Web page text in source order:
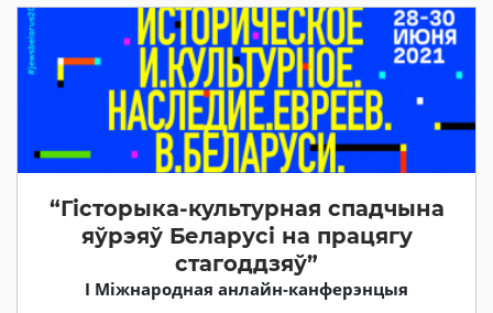
“Гісторыка-культурная спадчына
яўрэяў Беларусі на працягу
стагоддзяў”
І Міжнародная анлайн-канферэнцыя